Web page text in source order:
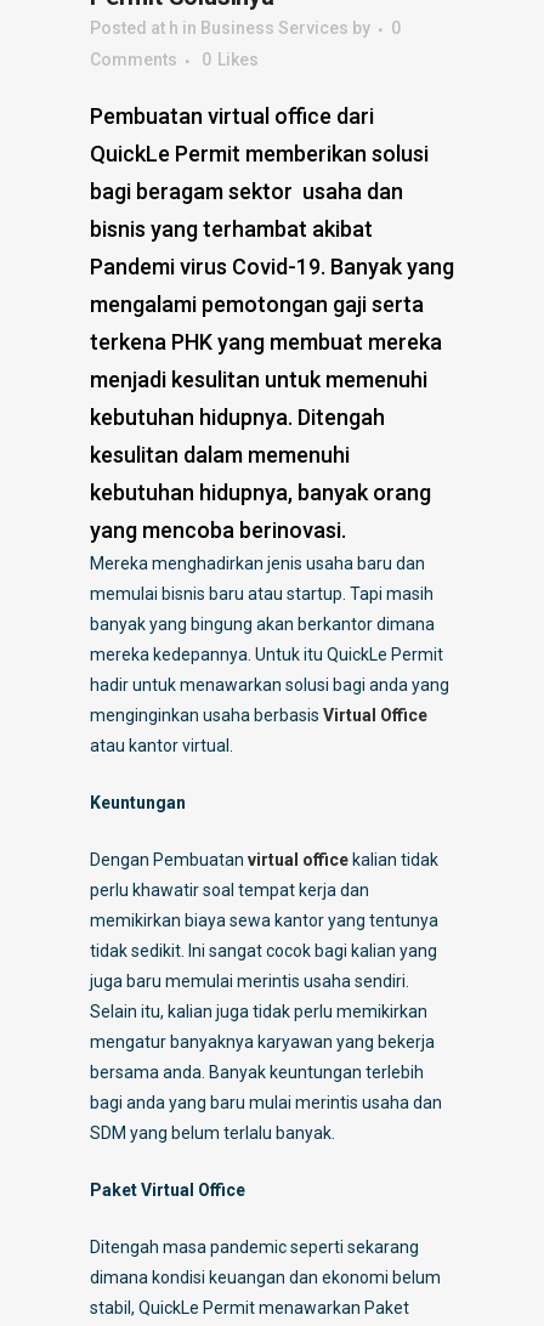
Posted at h in Business Services by
0
Comments
0 Likes
Pembuatan virtual office dari
QuickLe Permit memberikan solusi
bagi beragam sektor usaha dan
bisnis yang terhambat akibat
Pandemi virus Covid-19. Banyak yang
mengalami pemotongan gaji serta
terkena PHK yang membuat mereka
menjadi kesulitan untuk memenuhi
kebutuhan hidupnya. Ditengah
kesulitan dalam memenuhi
kebutuhan hidupnya, banyak orang
yang mencoba berinovasi.
Mereka menghadirkan jenis usaha baru dan
memulai bisnis baru atau startup. Tapi masih
banyak yang bingung akan berkantor dimana
mereka kedepannya. Untuk itu QuickLe Permit
hadir untuk menawarkan solusi bagi anda yang
menginginkan usaha berbasis Virtual Office
atau kantor virtual.
Keuntungan
Dengan Pembuatan virtual office kalian tidak
perlu khawatir soal tempat kerja dan
memikirkan biaya sewa kantor yang tentunya
tidak sedikit. Ini sangat cocok bagi kalian yang
juga baru memulai merintis usaha sendiri.
Selain itu, kalian juga tidak perlu memikirkan
mengatur banyaknya karyawan yang bekerja
bersama anda. Banyak keuntungan terlebih
bagi anda yang baru mulai merintis usaha dan
SDM yang belum terlalu banyak.
Paket Virtual Office
Ditengah masa pandemic seperti sekarang
dimana kondisi keuangan dan ekonomi belum
stabil, QuickLe Permit menawarkan Paket